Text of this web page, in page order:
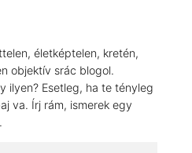
életképtelen, kretén,
objektív srác blogol.
ilyen? Esetleg, ha te tényleg
va. Írj rám, ismerek egy